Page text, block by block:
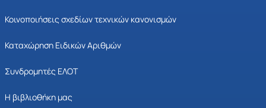
Κοινοποιήσεις σχεδίων τεχνικών κανονισμών
Καταχώρηση Ειδικών Αριθμών
Συνδρομητές ΕΛΟΤ
Η βιβλιοθήκη μας